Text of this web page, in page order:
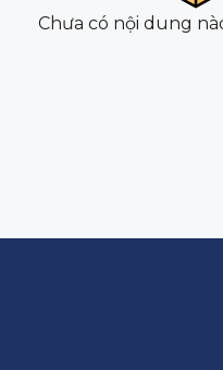
Chưa có nội dung